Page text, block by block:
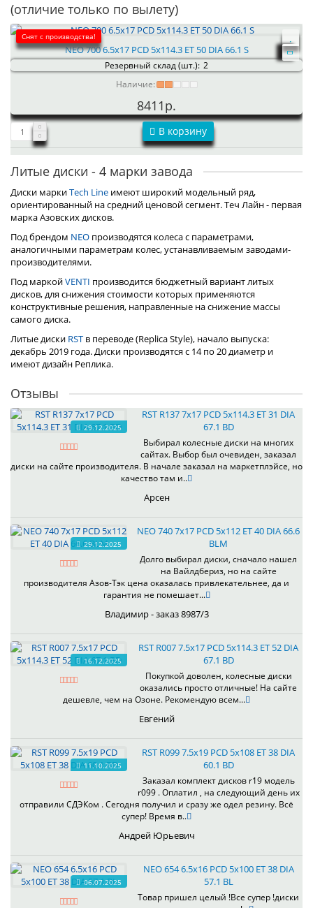
(отличие только по вылету)
Снят с производства!
NEO 700 6.5x17 PCD 5x114.3 ET 50 DIA 66.1 S
Резервный склад (шт.): 2
Наличие:
8411р.
В корзину
Литые диски - 4 марки завода
Диски маркиTech Line имеют широкий модельный ряд,
ориентированный на средний ценовой сегмент. Теч Лайн - первая
марка Азовских дисков.
Под брендом NEO производятся колеса с параметрами,
аналогичными параметрам колес, устанавливаемым заводами-
производителями.
Под маркойVENTI производится бюджетный вариант литых
дисков, для снижения стоимости которых применяются
конструктивные решения, направленные на снижение массы
самого диска.
Литые диски RST в переводе (Replica Style), начало выпуска:
декабрь 2019 года. Диски производятся с 14 по 20 диаметр и
имеют дизайн Реплика.
Отзывы
29.12.2025
RST R137 7x17 PCD 5x114.3 ET 31 DIA
67.1 BD
Выбирал колесные диски на многих
сайтах. Выбор был очевиден, заказал
диски на сайте производителя. В начале заказал на маркетплэйсе, но
качество там и..
Арсен
29.12.2025
NEO 740 7x17 PCD 5x112 ET 40 DIA 66.6
BLM
Долго выбирал диски, сначало нашел
на Вайлдбериз, но на сайте
производителя Азов-Тэк цена оказалась привлекательнее, да и
гарантия не помешает...
Владимир - заказ 8987/3
16.12.2025
RST R007 7.5x17 PCD 5x114.3 ET 52 DIA
67.1 BD
Покупкой доволен, колесные диски
оказались просто отличные! На сайте
дешевле, чем на Озоне. Рекомендую всем...
Евгений
11.10.2025
RST R099 7.5x19 PCD 5x108 ET 38 DIA
60.1 BD
Заказал комплект дисков r19 модель
r099 . Оплатил , на следующий день их
отправили СДЭКом . Сегодня получил и сразу же одел резину. Всё
супер! Время в..
Андрей Юрьевич
06.07.2025
NEO 654 6.5x16 PCD 5x100 ET 38 DIA
57.1 BL
Товар пришел целый !Все супер !диски